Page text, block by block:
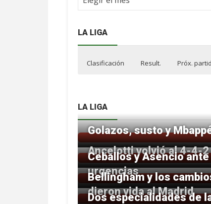
LA LIGA
Clasificación Result. Próx.
LA LIGA
Golazos, susto y
Ancelotti volvió al 4-4-2
Ceballos y Asencio
urgencias
Bellingham y los
dieron vida al Madrid
Dos especialidades de